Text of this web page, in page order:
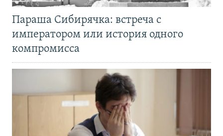
Параша Сибирячка: встреча с
императором или история одного
компромисса